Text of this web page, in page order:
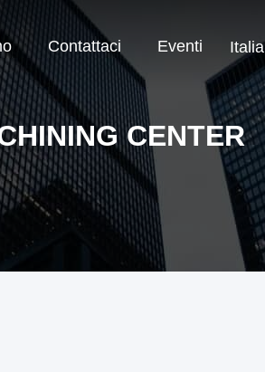
Contattaci Eventi
CENTER